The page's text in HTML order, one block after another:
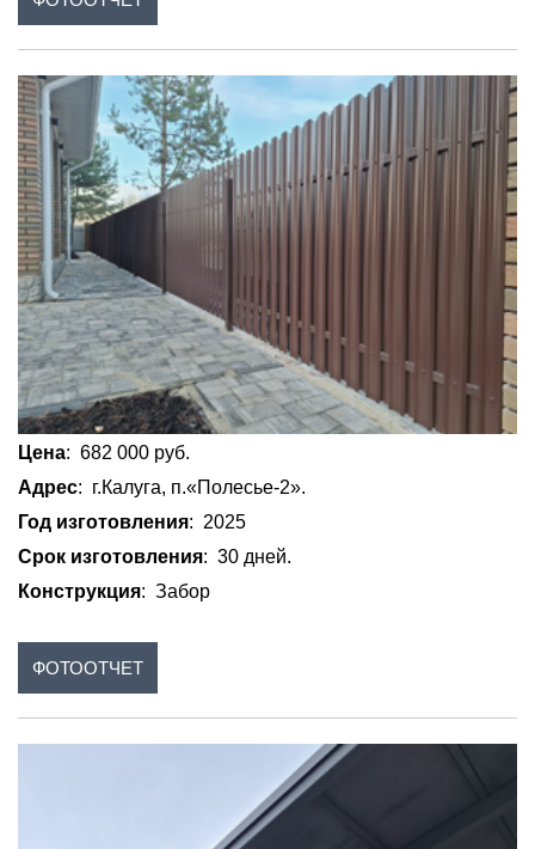
Цена: 682 000 руб.
Адрес: г.Калуга, п.«Полесье-2».
Год изготовления: 2025
Срок изготовления: 30 дней.
Конструкция: Забор
ФОТООТЧЕТ